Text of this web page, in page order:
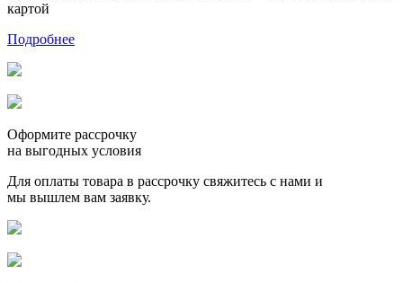
картой
Подробнее
Оформите рассрочку
на выгодных условия
Для оплаты товара в рассрочку свяжитесь с нами и
мы вышлем вам заявку.